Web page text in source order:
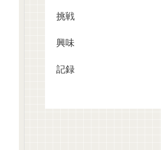
挑戦
興味
記録